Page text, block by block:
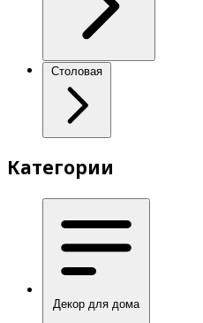
Столовая
Категории
Декор для дома